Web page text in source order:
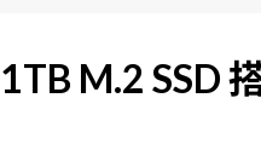
1TB M.2 SSD